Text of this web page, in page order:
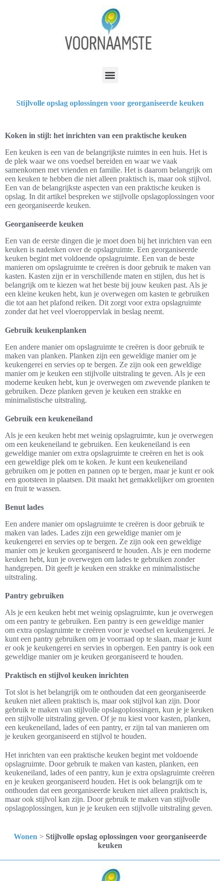
Stijlvolle opslag oplossingen voor georganiseerde keuken
Koken in stijl: het inrichten van een praktische keuken
Een keuken is een van de belangrijkste ruimtes in een huis. Het is
de plek waar we ons voedsel bereiden en waar we vaak
samenkomen met vrienden en familie. Het is daarom belangrijk om
een keuken te hebben die niet alleen praktisch is, maar ook stijlvol.
Een van de belangrijkste aspecten van een praktische keuken is
opslag. In dit artikel bespreken we stijlvolle opslagoplossingen voor
een georganiseerde keuken.
Georganiseerde keuken
Een van de eerste dingen die je moet doen bij het inrichten van een
keuken is nadenken over de opslagruimte. Een georganiseerde
keuken begint met voldoende opslagruimte. Een van de beste
manieren om opslagruimte te creëren is door gebruik te maken van
kasten. Kasten zijn er in verschillende maten en stijlen, dus het is
belangrijk om te kiezen wat het beste bij jouw keuken past. Als je
een kleine keuken hebt, kun je overwegen om kasten te gebruiken
die tot aan het plafond reiken. Dit zorgt voor extra opslagruimte
zonder dat het veel vloeroppervlak in beslag neemt.
Gebruik keukenplanken
Een andere manier om opslagruimte te creëren is door gebruik te
maken van planken. Planken zijn een geweldige manier om je
keukengerei en servies op te bergen. Ze zijn ook een geweldige
manier om je keuken een stijlvolle uitstraling te geven. Als je een
moderne keuken hebt, kun je overwegen om zwevende planken te
gebruiken. Deze planken geven je keuken een strakke en
minimalistische uitstraling.
Gebruik een keukeneiland
Als je een keuken hebt met weinig opslagruimte, kun je overwegen
om een keukeneiland te gebruiken. Een keukeneiland is een
geweldige manier om extra opslagruimte te creëren en het is ook
een geweldige plek om te koken. Je kunt een keukeneiland
gebruiken om je potten en pannen op te bergen, maar je kunt er ook
een gootsteen in plaatsen. Dit maakt het gemakkelijker om groenten
en fruit te wassen.
Benut lades
Een andere manier om opslagruimte te creëren is door gebruik te
maken van lades. Lades zijn een geweldige manier om je
keukengerei en servies op te bergen. Ze zijn ook een geweldige
manier om je keuken georganiseerd te houden. Als je een moderne
keuken hebt, kun je overwegen om lades te gebruiken zonder
handgrepen. Dit geeft je keuken een strakke en minimalistische
uitstraling.
Pantry gebruiken
Als je een keuken hebt met weinig opslagruimte, kun je overwegen
om een pantry te gebruiken. Een pantry is een geweldige manier
om extra opslagruimte te creëren voor je voedsel en keukengerei. Je
kunt een pantry gebruiken om je voorraad op te slaan, maar je kunt
er ook je keukengerei en servies in opbergen. Een pantry is ook een
geweldige manier om je keuken georganiseerd te houden.
Praktisch en stijlvol keuken inrichten
Tot slot is het belangrijk om te onthouden dat een georganiseerde
keuken niet alleen praktisch is, maar ook stijlvol kan zijn. Door
gebruik te maken van stijlvolle opslagoplossingen, kun je je keuken
een stijlvolle uitstraling geven. Of je nu kiest voor kasten, planken,
een keukeneiland, lades of een pantry, er zijn tal van manieren om
je keuken georganiseerd en stijlvol te houden.
Het inrichten van een praktische keuken begint met voldoende
opslagruimte. Door gebruik te maken van kasten, planken, een
keukeneiland, lades of een pantry, kun je extra opslagruimte creëren
en je keuken georganiseerd houden. Het is ook belangrijk om te
onthouden dat een georganiseerde keuken niet alleen praktisch is,
maar ook stijlvol kan zijn. Door gebruik te maken van stijlvolle
opslagoplossingen, kun je je keuken een stijlvolle uitstraling geven.
Wonen > Stijlvolle opslag oplossingen voor georganiseerde
keuken